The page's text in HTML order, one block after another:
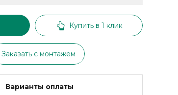
Купить в 1 клик
Заказать с монтажем
Варианты оплаты